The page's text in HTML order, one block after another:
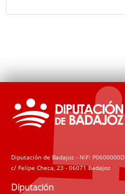
Diputación de Badajoz - NIF: P0600000D
c/ Felipe Checa, 23 - 06071 Badajoz
Diputación